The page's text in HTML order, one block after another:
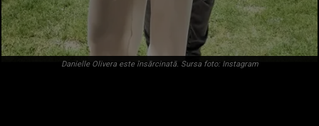
Danielle Olivera este însărcinată. Sursa foto: Instagram